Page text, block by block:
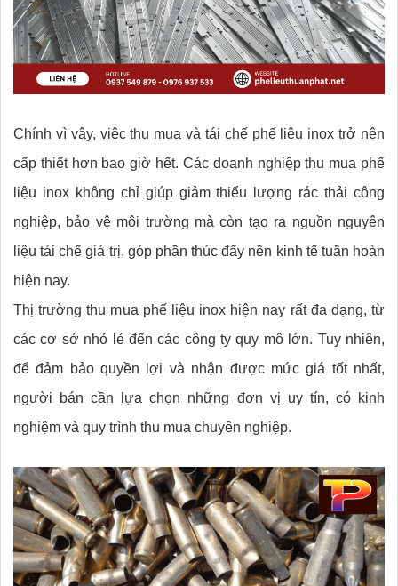
Chính vì vậy, việc thu mua và tái chế phế liệu inox trở nên
cấp thiết hơn bao giờ hết. Các doanh nghiệp thu mua phế
liệu inox không chỉ giúp giảm thiểu lượng rác thải công
nghiệp, bảo vệ môi trường mà còn tạo ra nguồn nguyên
liệu tái chế giá trị, góp phần thúc đẩy nền kinh tế tuần hoàn
hiện nay.
Thị trường thu mua phế liệu inox hiện nay rất đa dạng, từ
các cơ sở nhỏ lẻ đến các công ty quy mô lớn. Tuy nhiên,
để đảm bảo quyền lợi và nhận được mức giá tốt nhất,
người bán cần lựa chọn những đơn vị uy tín, có kinh
nghiệm và quy trình thu mua chuyên nghiệp.